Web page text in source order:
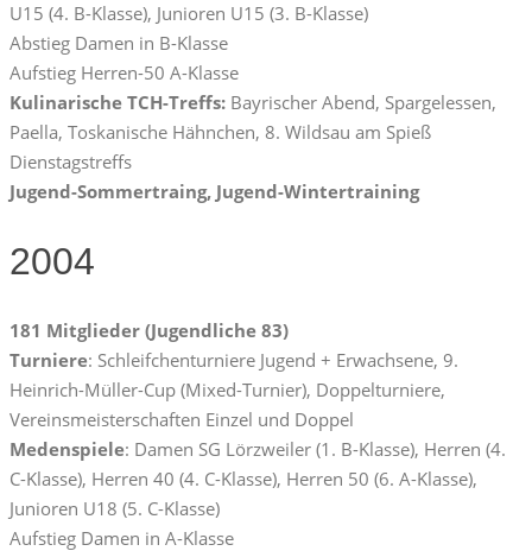
U15 (4. B-Klasse), Junioren U15 (3. B-Klasse)
Abstieg Damen in B-Klasse
Aufstieg Herren-50 A-Klasse
Kulinarische TCH-Treffs: Bayrischer Abend, Spargelessen,
Paella, Toskanische Hähnchen, 8. Wildsau am Spieß
Dienstagstreffs
Jugend-Sommertraing, Jugend-Wintertraining
2004
181 Mitglieder (Jugendliche 83)
Turniere: Schleifchenturniere Jugend + Erwachsene, 9.
Heinrich-Müller-Cup (Mixed-Turnier), Doppelturniere,
Vereinsmeisterschaften Einzel und Doppel
Medenspiele: Damen SG Lörzweiler (1. B-Klasse), Herren (4.
C-Klasse), Herren 40 (4. C-Klasse), Herren 50 (6. A-Klasse),
Junioren U18 (5. C-Klasse)
Aufstieg Damen in A-Klasse